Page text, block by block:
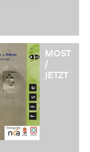
MOST
/
JETZT